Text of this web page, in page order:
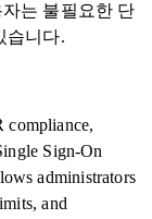
는 불필요한 단
습니다.
compliance,
Sign-On
administrators
and